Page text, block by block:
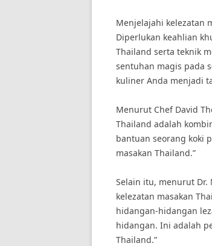
Menjelajahi kelezatan
Diperlukan keahlian
Thailand serta teknik
sentuhan magis pada
kuliner Anda menjadi
Menurut Chef David
Thailand adalah
bantuan seorang koki
masakan Thailand.”
Selain itu, menurut Dr.
kelezatan masakan
hidangan-hidangan
hidangan. Ini adalah
Thailand.”